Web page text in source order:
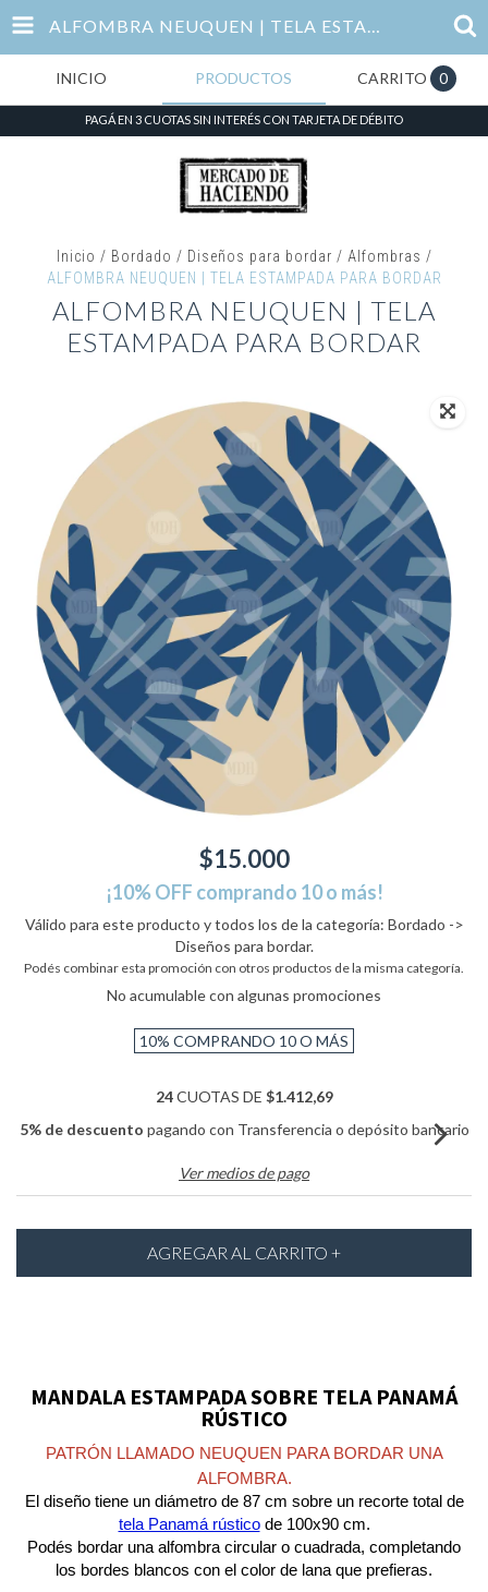
ALFOMBRA NEUQUEN | TELA ESTAMPADA PARA BORDAR
INICIO PRODUCTOS CARRITO 0
PAGÁ EN 3 CUOTAS SIN INTERÉS CON TARJETA DE DÉBITO
Inicio / Bordado / Diseños para bordar / Alfombras /
ALFOMBRA NEUQUEN | TELA ESTAMPADA PARA BORDAR
ALFOMBRA NEUQUEN | TELA
ESTAMPADA PARA BORDAR
$15.000
¡10% OFF comprando 10 o más!
Válido para este producto y todos los de la categoría: Bordado ->
Diseños para bordar.
Podés combinar esta promoción con otros productos de la misma categoría.
No acumulable con algunas promociones
10% COMPRANDO 10 O MÁS
24CUOTAS DE $1.412,69
5% de descuento pagando con Transferencia o depósito bancario
Ver medios de pago
MANDALA ESTAMPADA SOBRE TELA PANAMÁ
RÚSTICO
PATRÓN LLAMADO NEUQUEN PARA BORDAR UNA
ALFOMBRA.
El diseño tiene un diámetro de 87 cm sobre un recorte total de
tela Panamá rústicode 100x90 cm.
Podés bordar una alfombra circular o cuadrada, completando
los bordes blancos con el color de lana que prefieras.